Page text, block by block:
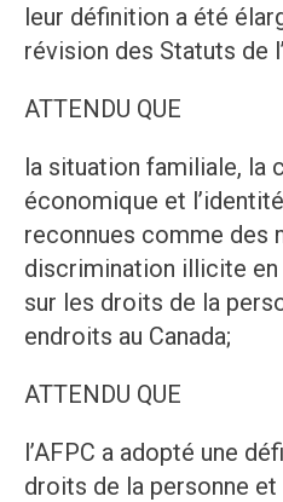
leur définition a été
révision des Statuts de
ATTENDU QUE
la situation familiale, la
économique et
reconnues comme des
discrimination illicite
sur les droits de la
endroits au Canada;
ATTENDU QUE
l’AFPC a adopté une
droits de la personne et